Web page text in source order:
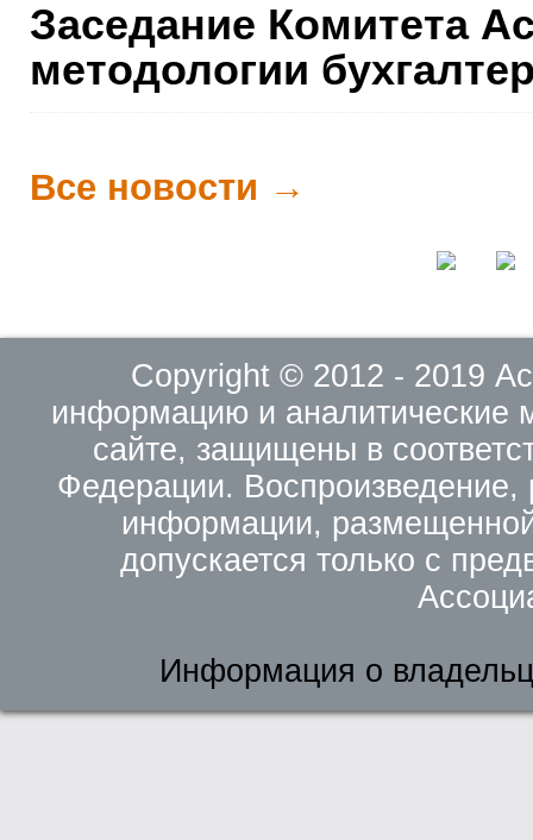
Заседание Комитета
методологии
Все новости →
Copyright © 2012 - 2019
информацию и
сайте, защищены в
Федерации. Воспроизведение,
информации,
допускается только с
Информация о